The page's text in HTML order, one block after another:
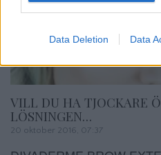
Data Deletion Data
VILL DU HA TJOCKARE
LÖSNINGEN…
20 oktober 2016, 07:37